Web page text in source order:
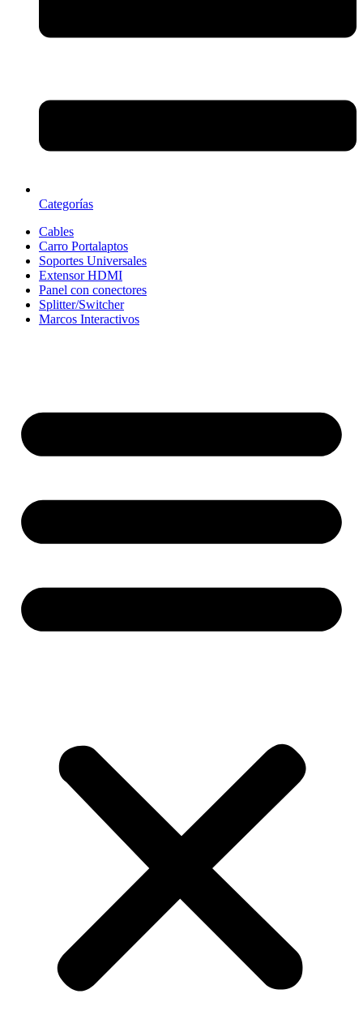
Categorías
Cables
Carro Portalaptos
Soportes Universales
Extensor HDMI
Panel con conectores
Splitter/Switcher
Marcos Interactivos